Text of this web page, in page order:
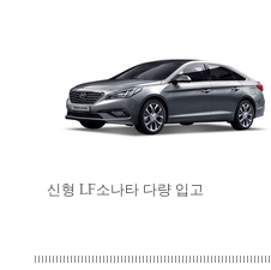
신형 LF소나타 다량 입고